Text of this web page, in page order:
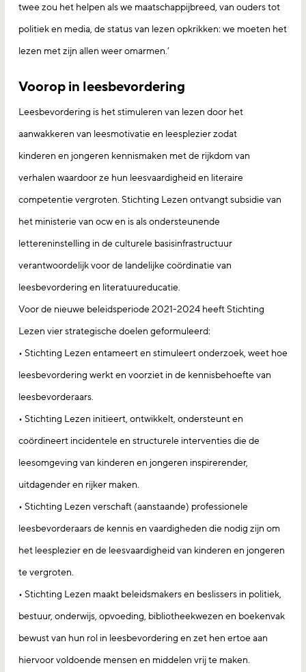
twee zou het helpen als we maatschappijbreed, van ouders tot
politiek en media, de status van lezen opkrikken: we moeten het
lezen met zijn allen weer omarmen.’
Voorop in leesbevordering
Leesbevordering is het stimuleren van lezen door het
aanwakkeren van leesmotivatie en leesplezier zodat
kinderen en jongeren kennismaken met de rijkdom van
verhalen waardoor ze hun leesvaardigheid en literaire
competentie vergroten. Stichting Lezen ontvangt subsidie van
het ministerie van ocw en is als ondersteunende
lettereninstelling in de culturele basisinfrastructuur
verantwoordelijk voor de landelijke coördinatie van
leesbevordering en literatuureducatie.
Voor de nieuwe beleidsperiode 2021-2024 heeft Stichting
Lezen vier strategische doelen geformuleerd:
• Stichting Lezen entameert en stimuleert onderzoek, weet hoe
leesbevordering werkt en voorziet in de kennisbehoefte van
leesbevorderaars.
• Stichting Lezen initieert, ontwikkelt, ondersteunt en
coördineert incidentele en structurele interventies die de
leesomgeving van kinderen en jongeren inspirerender,
uitdagender en rijker maken.
• Stichting Lezen verschaft (aanstaande) professionele
leesbevorderaars de kennis en vaardigheden die nodig zijn om
het leesplezier en de leesvaardigheid van kinderen en jongeren
te vergroten.
• Stichting Lezen maakt beleidsmakers en beslissers in politiek,
bestuur, onderwijs, opvoeding, bibliotheekwezen en boekenvak
bewust van hun rol in leesbevordering en zet hen ertoe aan
hiervoor voldoende mensen en middelen vrij te maken.